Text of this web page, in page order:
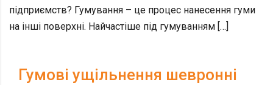
підприємств? Гумування – це процес нанесення гуми
на інші поверхні. Найчастіше під гумуванням […]
Гумові ущільнення шевронні